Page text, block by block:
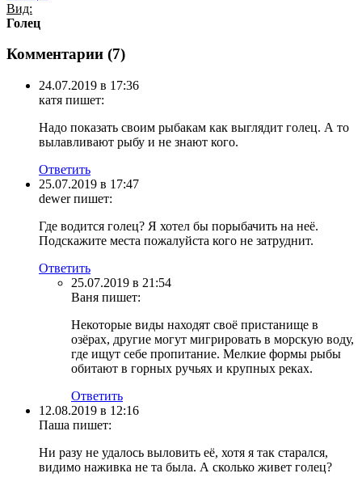
Вид:
Голец
Комментарии (7)
24.07.2019 в 17:36
катя пишет:
Надо показать своим рыбакам как выглядит голец. А то
вылавливают рыбу и не знают кого.
Ответить
25.07.2019 в 17:47
dewer пишет:
Где водится голец? Я хотел бы порыбачить на неё.
Подскажите места пожалуйста кого не затруднит.
Ответить
25.07.2019 в 21:54
Ваня пишет:
Некоторые виды находят своё пристанище в
озёрах, другие могут мигрировать в морскую воду,
где ищут себе пропитание. Мелкие формы рыбы
обитают в горных ручьях и крупных реках.
Ответить
12.08.2019 в 12:16
Паша пишет:
Ни разу не удалось выловить её, хотя я так старался,
видимо наживка не та была. А сколько живет голец?